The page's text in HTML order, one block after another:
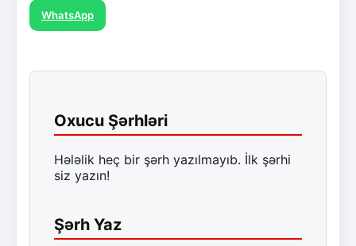
WhatsApp
Oxucu Şərhləri
Hələlik heç bir şərh yazılmayıb. İlk şərhi
siz yazın!
Şərh Yaz